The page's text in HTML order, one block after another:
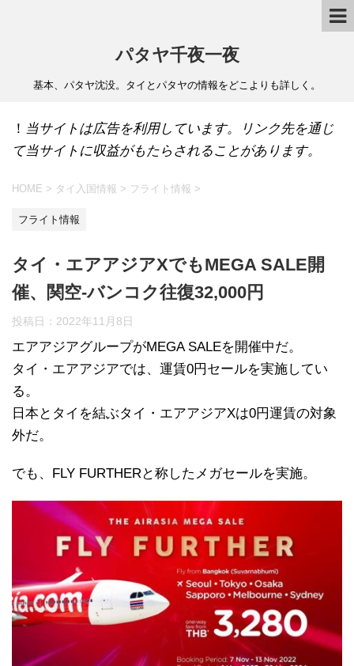
パタヤ千夜一夜
基本、パタヤ沈没。タイとパタヤの情報をどこよりも詳しく。
！ 当サイトは広告を利用しています。リンク先を通じ
て当サイトに収益がもたらされることがあります。
HOME > タイ入国情報 > フライト情報 >
フライト情報
タイ・エアアジアXでもMEGA SALE開
催、関空-バンコク往復32,000円
投稿日： 2022年11月8日
エアアジアグループがMEGA SALEを開催中だ。
タイ・エアアジアでは、運賃0円セールを実施してい
る。
日本とタイを結ぶタイ・エアアジアXは0円運賃の対象
外だ。
でも、FLY FURTHERと称したメガセールを実施。